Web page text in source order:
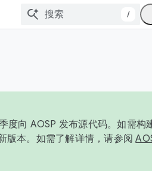
/
向 AOSP 发布源代码。如需构
版本。如需了解详情，请参阅